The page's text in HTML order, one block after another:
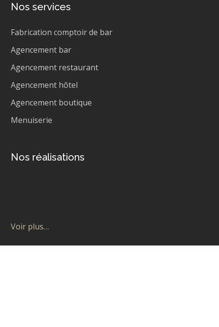
Nos services
Fabrication comptoir de bar
Agencement bar
Agencement restaurant
Agencement hôtel
Agencement boutique
Menuiserie
Nos réalisations
Voir plus…